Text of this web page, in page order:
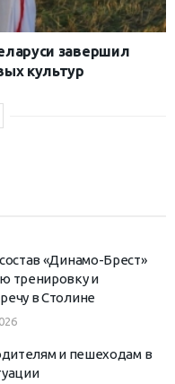
завершил
культур
«Динамо-Брест»
тренировку и
в Столине
и пешеходам в